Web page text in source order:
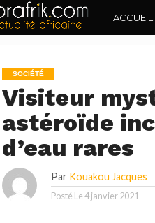
ACCUEIL
SOCIÉTÉ
Visiteur
astéroïde
d’eau rares
Par Kouakou Jacques
Posté Le4 janvier 2021